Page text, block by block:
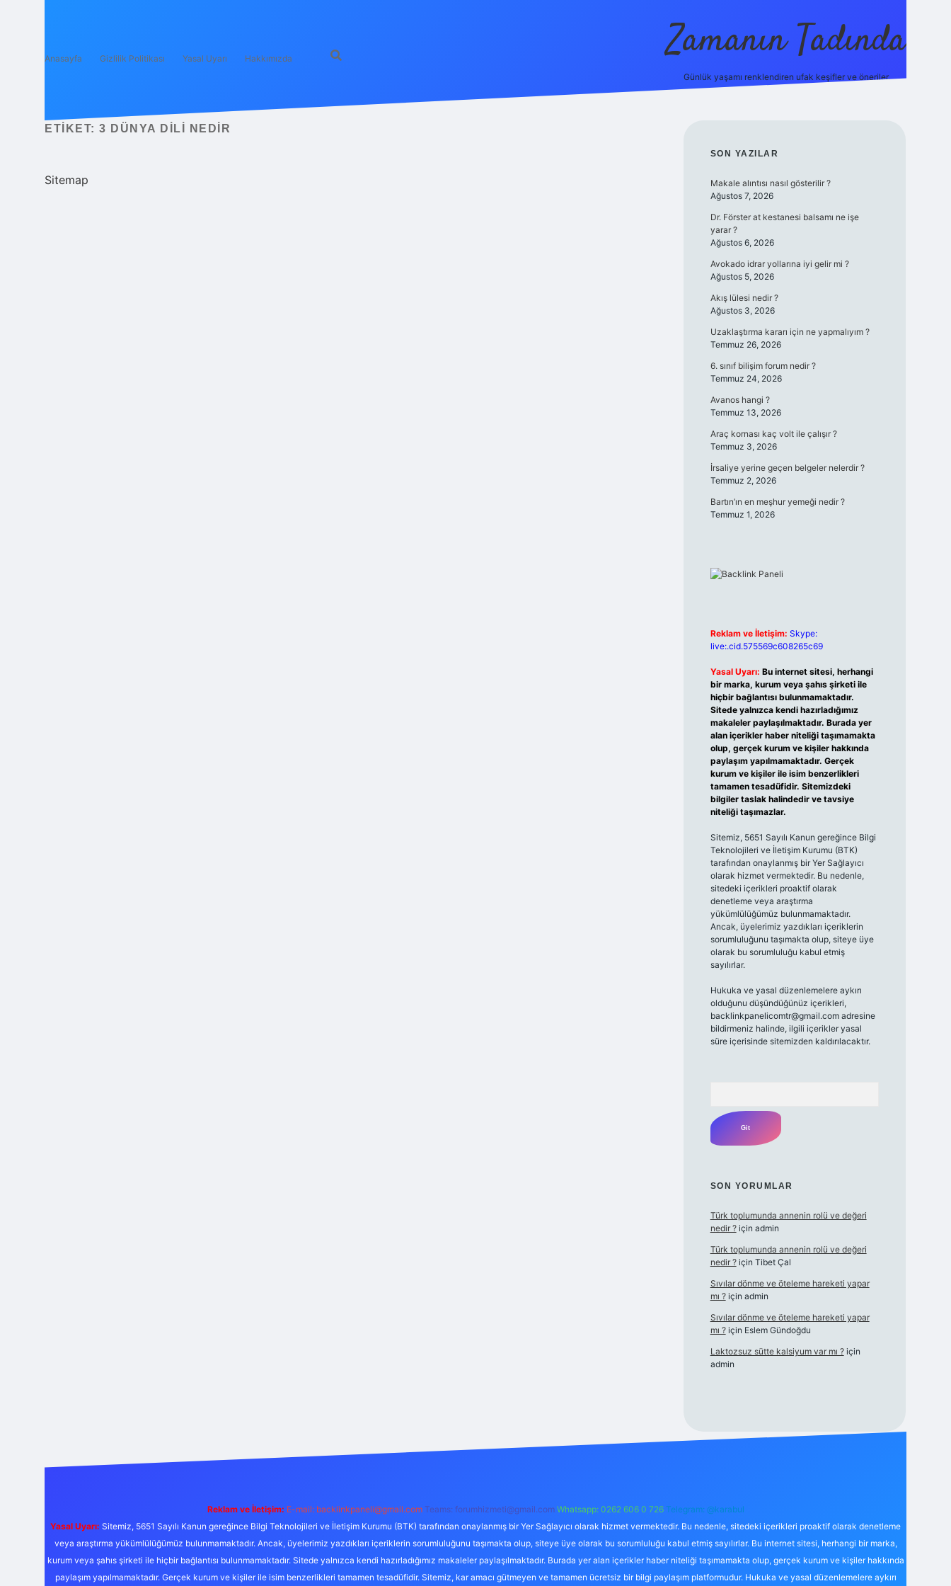
Anasayfa Gizlilik Politikası Yasal Uyarı Hakkımızda Zamanın Tadında
Günlük yaşamı renklendiren ufak keşifler ve öneriler.
ETIKET: 3 DÜNYA DILI NEDIR
Sitemap
SIDEBAR
SON YAZILAR
Makale alıntısı nasıl gösterilir ?
Ağustos 7, 2026
Dr. Förster at kestanesi balsamı ne işe
yarar ?
Ağustos 6, 2026
Avokado idrar yollarına iyi gelir mi ?
Ağustos 5, 2026
Akış lülesi nedir ?
Ağustos 3, 2026
Uzaklaştırma kararı için ne yapmalıyım ?
Temmuz 26, 2026
6. sınıf bilişim forum nedir ?
Temmuz 24, 2026
Avanos hangi ?
Temmuz 13, 2026
Araç kornası kaç volt ile çalışır ?
Temmuz 3, 2026
İrsaliye yerine geçen belgeler nelerdir ?
Temmuz 2, 2026
Bartın’ın en meşhur yemeği nedir ?
Temmuz 1, 2026
Reklam ve İletişim: Skype:
live:.cid.575569c608265c69
Yasal Uyarı: Bu internet sitesi, herhangi
bir marka, kurum veya şahıs şirketi ile
hiçbir bağlantısı bulunmamaktadır.
Sitede yalnızca kendi hazırladığımız
makaleler paylaşılmaktadır. Burada yer
alan içerikler haber niteliği taşımamakta
olup, gerçek kurum ve kişiler hakkında
paylaşım yapılmamaktadır. Gerçek
kurum ve kişiler ile isim benzerlikleri
tamamen tesadüfidir. Sitemizdeki
bilgiler taslak halindedir ve tavsiye
niteliği taşımazlar.
Sitemiz, 5651 Sayılı Kanun gereğince Bilgi
Teknolojileri ve İletişim Kurumu (BTK)
tarafından onaylanmış bir Yer Sağlayıcı
olarak hizmet vermektedir. Bu nedenle,
sitedeki içerikleri proaktif olarak
denetleme veya araştırma
yükümlülüğümüz bulunmamaktadır.
Ancak, üyelerimiz yazdıkları içeriklerin
sorumluluğunu taşımakta olup, siteye üye
olarak bu sorumluluğu kabul etmiş
sayılırlar.
Hukuka ve yasal düzenlemelere aykırı
olduğunu düşündüğünüz içerikleri,
backlinkpanelicomtr@gmail.comadresine
bildirmeniz halinde, ilgili içerikler yasal
süre içerisinde sitemizden kaldırılacaktır.
SON YORUMLAR
Türk toplumunda annenin rolü ve değeri
nedir ?için admin
Türk toplumunda annenin rolü ve değeri
nedir ?için Tibet Çal
Sıvılar dönme ve öteleme hareketi yapar
mı ?için admin
Sıvılar dönme ve öteleme hareketi yapar
mı ?için Eslem Gündoğdu
Laktozsuz sütte kalsiyum var mı ?için
admin
Reklam ve İletişim: E-mail: backlinkpaneli@gmail.com Teams: forumhizmeti@gmail.com Whatsapp: 0262 606 0 726 Telegram: @karabul
Yasal Uyarı: Sitemiz, 5651 Sayılı Kanun gereğince Bilgi Teknolojileri ve İletişim Kurumu (BTK) tarafından onaylanmış bir Yer Sağlayıcı olarak hizmet vermektedir. Bu nedenle, sitedeki içerikleri proaktif olarak denetleme
veya araştırma yükümlülüğümüz bulunmamaktadır. Ancak, üyelerimiz yazdıkları içeriklerin sorumluluğunu taşımakta olup, siteye üye olarak bu sorumluluğu kabul etmiş sayılırlar. Bu internet sitesi, herhangi bir marka,
kurum veya şahıs şirketi ile hiçbir bağlantısı bulunmamaktadır. Sitede yalnızca kendi hazırladığımız makaleler paylaşılmaktadır. Burada yer alan içerikler haber niteliği taşımamakta olup, gerçek kurum ve kişiler hakkında
paylaşım yapılmamaktadır. Gerçek kurum ve kişiler ile isim benzerlikleri tamamen tesadüfidir. Sitemiz, kar amacı gütmeyen ve tamamen ücretsiz bir bilgi paylaşım platformudur. Hukuka ve yasal düzenlemelere aykırı